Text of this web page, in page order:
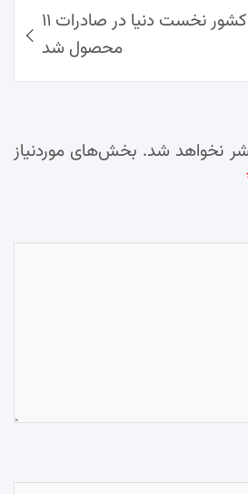
فائو: ایران جزو ۱۰ کشور نخست دنیا در صادرات ۱۱
محصول شد
نخواهد شد. بخش‌های موردنیاز